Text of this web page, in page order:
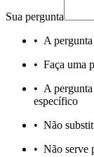
Sua pergunta
• A
• Faça uma
• A
específico
• Não
• Não serve